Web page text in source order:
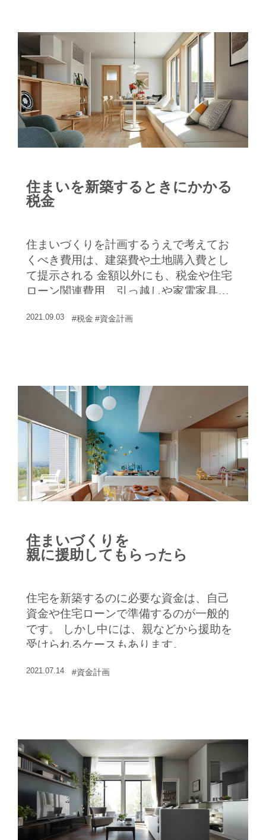
住まいを新築するときにかかる
税金
住まいづくりを計画するうえで考えてお
くべき費用は、建築費や土地購入費とし
て提示される 金額以外にも、税金や住宅
ローン関連費用、引っ越しや家電家具購
2021.09.03 #税金 #資金計画
住まいづくりを
親に援助してもらったら
住宅を新築するのに必要な資金は、自己
資金や住宅ローンで準備するのが一般的
です。 しかし中には、親などから援助を
受けられるケースもあります。
2021.07.14 #資金計画